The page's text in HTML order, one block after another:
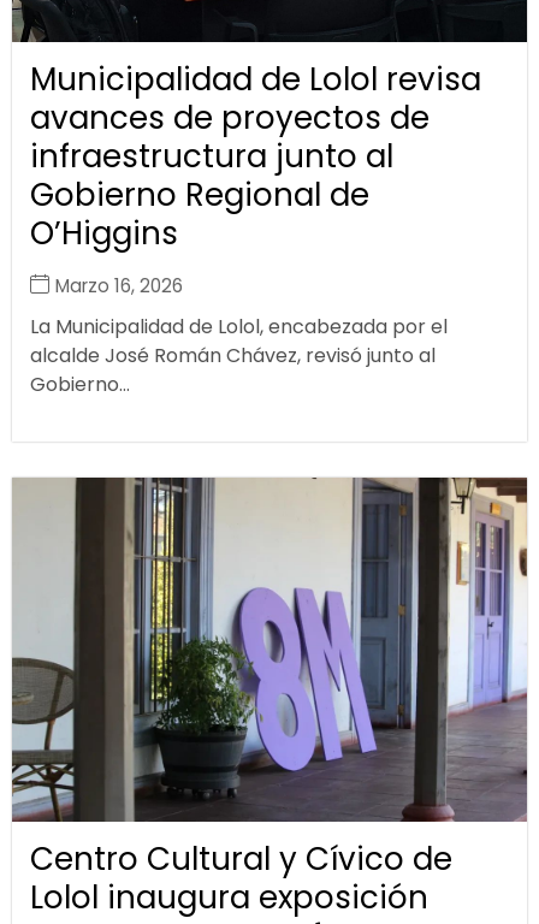
Municipalidad de Lolol revisa
avances de proyectos de
infraestructura junto al
Gobierno Regional de
O’Higgins
Marzo 16, 2026
La Municipalidad de Lolol, encabezada por el
alcalde José Román Chávez, revisó junto al
Gobierno...
Centro Cultural y Cívico de
Lolol inaugura exposición